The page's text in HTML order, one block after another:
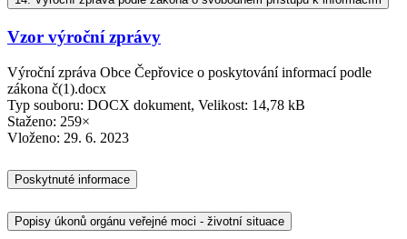
Vzor výroční zprávy
Výroční zpráva Obce Čepřovice o poskytování informací podle
zákona č(1).docx
Typ souboru: DOCX dokument, Velikost: 14,78 kB
Staženo: 259×
Vloženo: 29. 6. 2023
Poskytnuté informace
Popisy úkonů orgánu veřejné moci - životní situace